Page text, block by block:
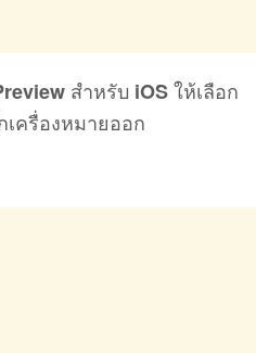
สำหรับ iOSให้เลือก
เครื่องหมายออก